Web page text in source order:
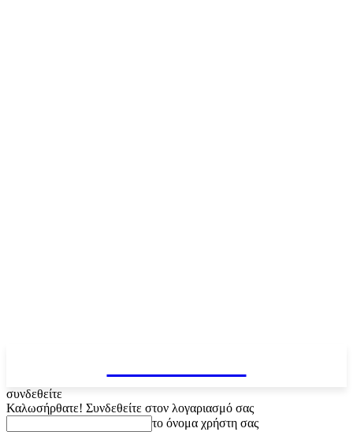
συνδεθείτε
Καλωσήρθατε! Συνδεθείτε στον λογαριασμό σας
το όνομα χρήστη σας